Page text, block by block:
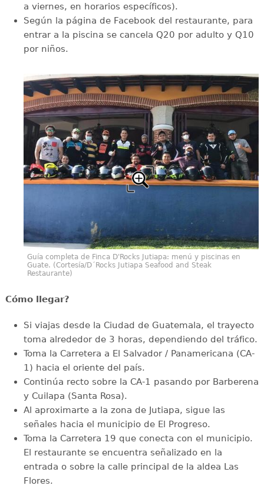
a viernes, en horarios específicos).
Según la página de Facebook del restaurante, para
entrar a la piscina se cancela Q20 por adulto y Q10
por niños.
Guía completa de Finca D'Rocks Jutiapa: menú y piscinas en
Guate. (Cortesía/D´Rocks Jutiapa Seafood and Steak
Restaurante)
Cómo llegar?
Si viajas desde la Ciudad de Guatemala, el trayecto
toma alrededor de 3 horas, dependiendo del tráfico.
Toma la Carretera a El Salvador / Panamericana (CA-
1) hacia el oriente del país.
Continúa recto sobre la CA-1 pasando por Barberena
y Cuilapa (Santa Rosa).
Al aproximarte a la zona de Jutiapa, sigue las
señales hacia el municipio de El Progreso.
Toma la Carretera 19 que conecta con el municipio.
El restaurante se encuentra señalizado en la
entrada o sobre la calle principal de la aldea Las
Flores.